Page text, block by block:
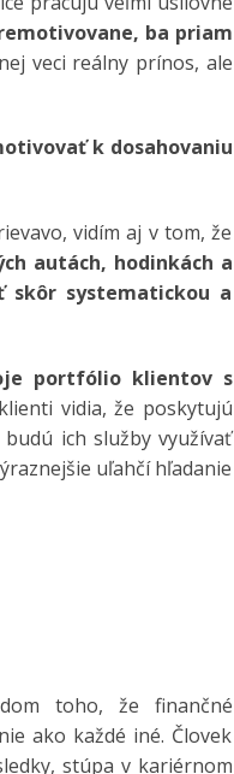
ba priam
veci reálny prínos, ale
k dosahovaniu
vidím aj v tom, že
autách, hodinkách a
skôr systematickou a
portfólio klientov s
vidia, že poskytujú
ich služby využívať
uľahčí hľadanie
toho, že finančné
ako každé iné. Človek
stúpa v kariérnom